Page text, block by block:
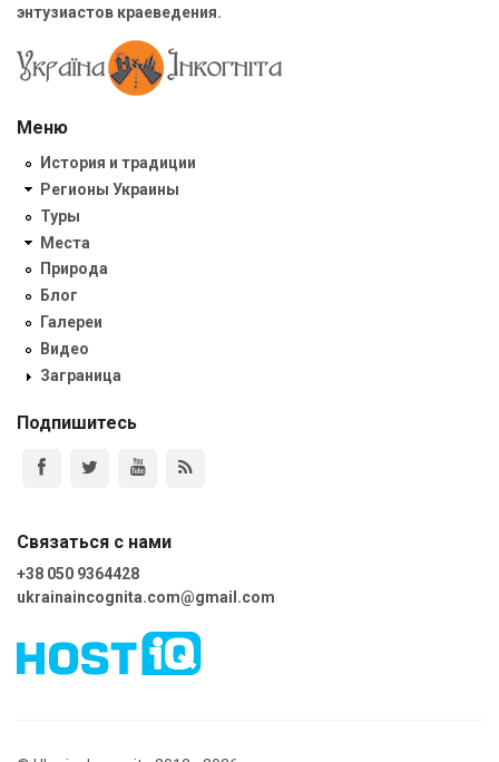
энтузиастов краеведения.
Меню
История и традиции
Регионы Украины
Туры
Места
Природа
Блог
Галереи
Видео
Заграница
Подпишитесь
Связаться с нами
+38 050 9364428
ukrainaincognita.com@gmail.com